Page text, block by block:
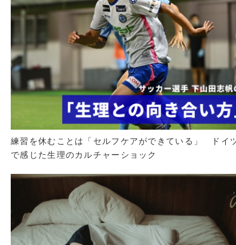
練習を休むことは「セルフケアができている」 ドイ
で感じた生理のカルチャーショック